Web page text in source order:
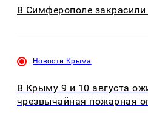
В Симферополе
Новости Крыма
В Крыму 9 и 10 августа
чрезвычайная пожарная